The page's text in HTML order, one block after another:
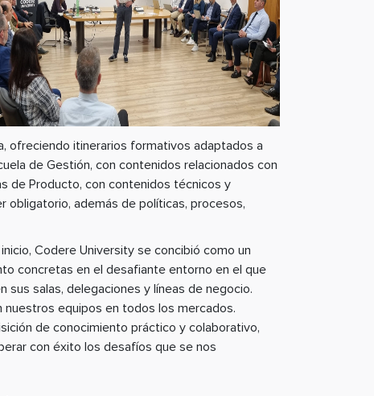
ofreciendo itinerarios formativos adaptados a
de Gestión, con contenidos relacionados con
de Producto, con contenidos técnicos y
obligatorio, además de políticas, procesos,
Codere University se concibió como un
concretas en el desafiante entorno en el que
salas, delegaciones y líneas de negocio.
nuestros equipos en todos los mercados.
de conocimiento práctico y colaborativo,
con éxito los desafíos que se nos